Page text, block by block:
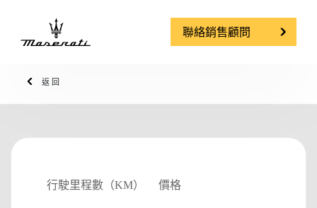
聯絡銷售顧問
返回
行駛里程數（KM） 價格